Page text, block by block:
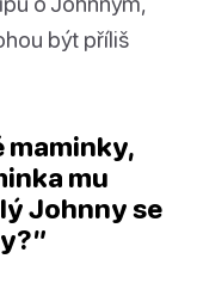
být příliš
maminky,
mu
Johnny se